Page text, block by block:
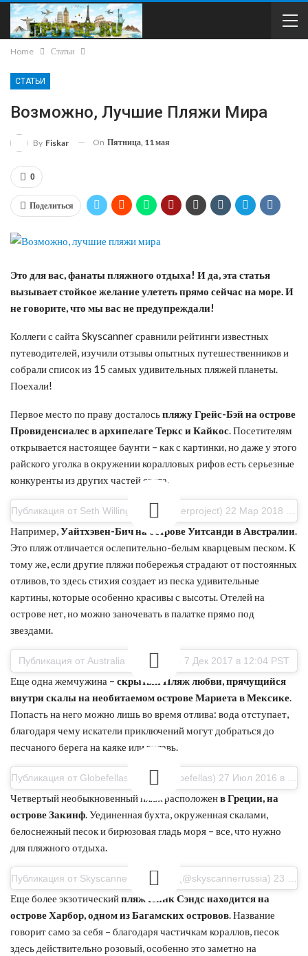
Home Статьи
СТАТЬИ
Возможно, Лучшие Пляжи Мира
By Fiskar On Пятница, 11 мая
0
Поделиться
Это для вас, фанаты пляжного отдыха! И да, эта статья
вызывает стойкое желание улететь прямо сейчас на море. И
не говорите, что мы вас не предупреждали!
Коллеги с сайта Skyscanner сравнили рейтинги известных
путеводителей, изучили отзывы опытных путешественников и
собрали список из 15 самых удивительных пляжей планеты.
Поехали!
Первое место по праву досталосьпляжу Грейс-Бэй на острове
Провиденсиалес в архипелаге Теркс и Кайкос. Посетителям
открывается настоящее баунти – как с картинки, но даже у этого
райского уголка в окружении коралловых рифов есть серьезные
конкуренты из других частей света.
Например,Уайтхэвен-Бич на острове Уитсанди в Австралии.
Это пляж отличается ослепительно-белым кварцевым песком. К
тому же, если другие пляжи побережья страдают от постоянных
отливов, то здесь стихия создает из песка удивительные
картины, которые особенно красивы с высоты. Отелей на
острове нет, но можно заночевать в палатке прямо под
звездами.
Публикация от Australia (@australia) 7 Дек 2017 в 12:04 PST
Еще одна жемчужина – скрытый Пляж любви, прячущийся
внутри скалы на необитаемом острове Мариета в Мексике.
Попасть на него можно лишь во время отлива: вода отступает,
благодаря чему искатели приключений могут добраться до
песчаного берега на каяке или вплавь.
Четвертый необыкновенный пляж расположенв Греции, на
острове Закинф. Уединенная бухта, окруженная скалами,
белоснежный песок и бирюзовая гладь моря – все, что нужно
для пляжного отдыха.
Еще более экзотическийпляж Пинк Сэндс находится на
острове Харбор, одном из Багамских островов. Название
говорит само за себя – благодаря частичкам кораллов, песок
здесь действительно розовый, особенно это заметно на